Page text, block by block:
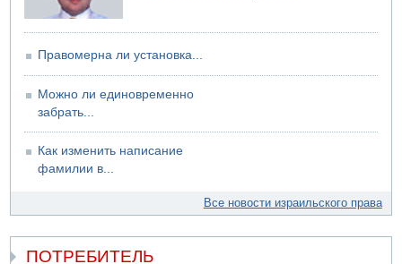
Правомерна ли установка...
Можно ли единовременно
забрать...
Как изменить написание
фамилии в...
Все новости израильского права
ПОТРЕБИТЕЛЬ